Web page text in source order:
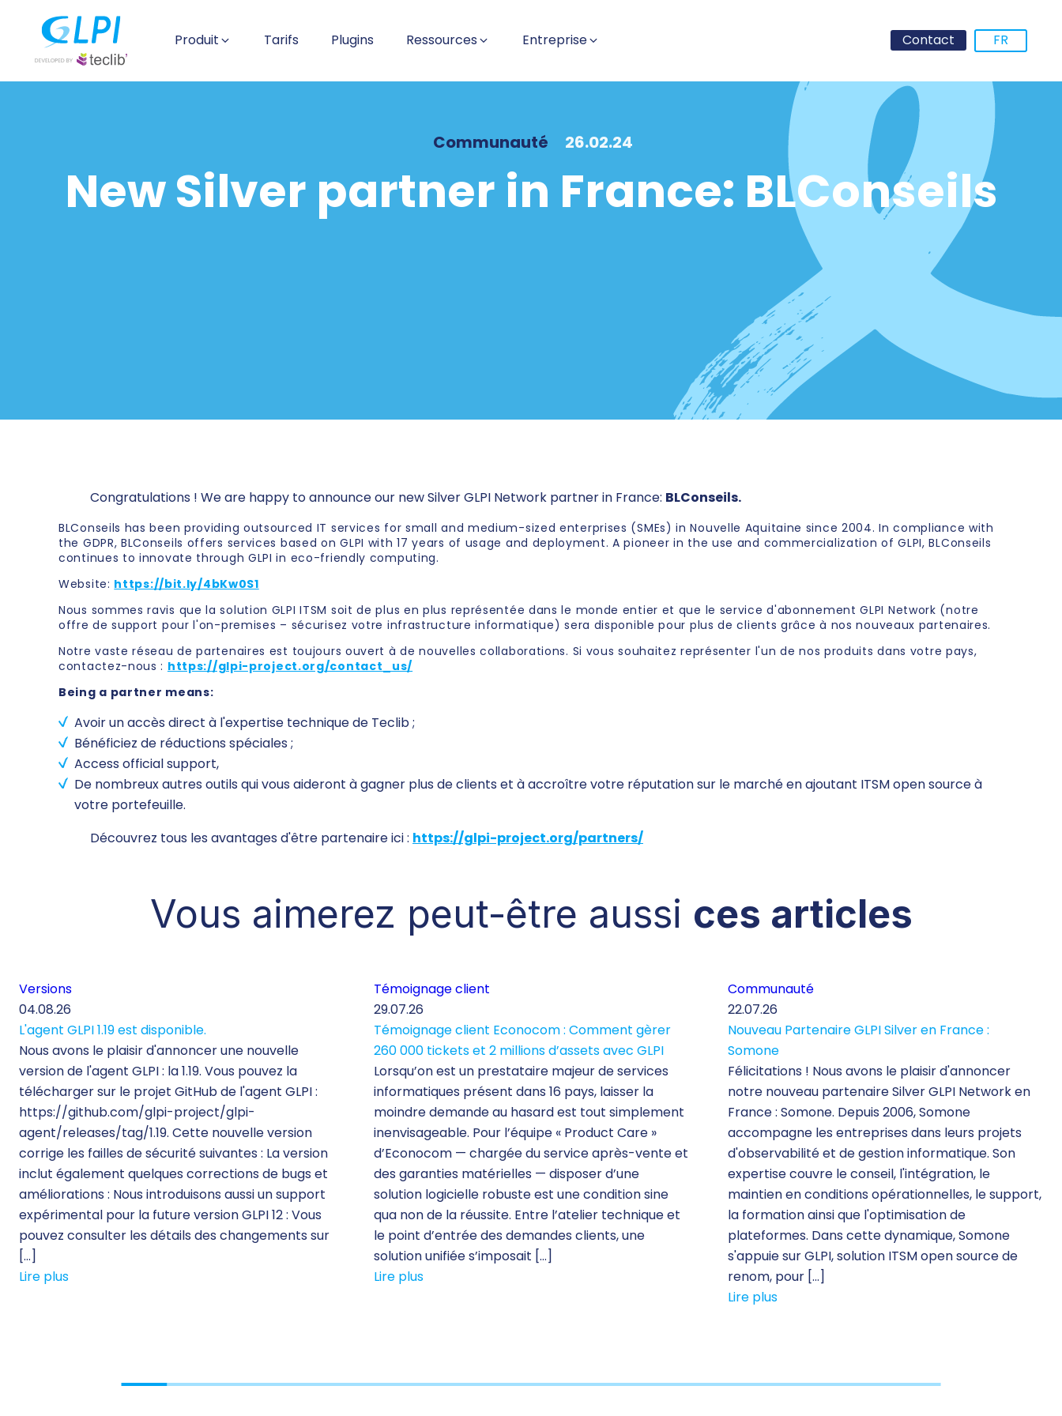
Produit Tarifs Plugins Ressources Entreprise Contact FR
Communauté 26.02.24
New Silver partner in France: BLConseils
Congratulations ! We are happy to announce our new Silver GLPI Network partner in France: BLConseils.
BLConseils has been providing outsourced IT services for small and medium-sized enterprises (SMEs) in Nouvelle Aquitaine since 2004. In compliance with
the GDPR, BLConseils offers services based on GLPI with 17 years of usage and deployment. A pioneer in the use and commercialization of GLPI, BLConseils
continues to innovate through GLPI in eco-friendly computing.
Website: https://bit.ly/4bKw0S1
Nous sommes ravis que la solution GLPI ITSM soit de plus en plus représentée dans le monde entier et que le service d'abonnement GLPI Network (notre
offre de support pour l'on-premises – sécurisez votre infrastructure informatique) sera disponible pour plus de clients grâce à nos nouveaux partenaires.
Notre vaste réseau de partenaires est toujours ouvert à de nouvelles collaborations. Si vous souhaitez représenter l'un de nos produits dans votre pays,
contactez-nous : https://glpi-project.org/contact_us/
Being a partner means:
Avoir un accès direct à l'expertise technique de Teclib ;
Bénéficiez de réductions spéciales ;
Access official support,
De nombreux autres outils qui vous aideront à gagner plus de clients et à accroître votre réputation sur le marché en ajoutant ITSM open source à
votre portefeuille.
Découvrez tous les avantages d'être partenaire ici : https://glpi-project.org/partners/
Vous aimerez peut-être aussi ces articles
Versions
04.08.26
L'agent GLPI 1.19 est disponible.
Nous avons le plaisir d'annoncer une nouvelle
version de l'agent GLPI : la 1.19. Vous pouvez la
télécharger sur le projet GitHub de l'agent GLPI :
https://github.com/glpi-project/glpi-
agent/releases/tag/1.19. Cette nouvelle version
corrige les failles de sécurité suivantes : La version
inclut également quelques corrections de bugs et
améliorations : Nous introduisons aussi un support
expérimental pour la future version GLPI 12 : Vous
pouvez consulter les détails des changements sur
[…]
Lire plus
Témoignage client
29.07.26
Témoignage client Econocom : Comment gèrer
260 000 tickets et 2 millions d’assets avec GLPI
Lorsqu’on est un prestataire majeur de services
informatiques présent dans 16 pays, laisser la
moindre demande au hasard est tout simplement
inenvisageable. Pour l’équipe « Product Care »
d’Econocom — chargée du service après-vente et
des garanties matérielles — disposer d’une
solution logicielle robuste est une condition sine
qua non de la réussite. Entre l’atelier technique et
le point d’entrée des demandes clients, une
solution unifiée s’imposait […]
Lire plus
Communauté
22.07.26
Nouveau Partenaire GLPI Silver en France :
Somone
Félicitations ! Nous avons le plaisir d'annoncer
notre nouveau partenaire Silver GLPI Network en
France : Somone. Depuis 2006, Somone
accompagne les entreprises dans leurs projets
d'observabilité et de gestion informatique. Son
expertise couvre le conseil, l'intégration, le
maintien en conditions opérationnelles, le support,
la formation ainsi que l'optimisation de
plateformes. Dans cette dynamique, Somone
s'appuie sur GLPI, solution ITSM open source de
renom, pour […]
Lire plus